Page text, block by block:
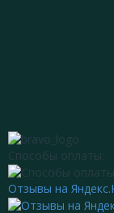
Способы оплаты:
Отзывы на